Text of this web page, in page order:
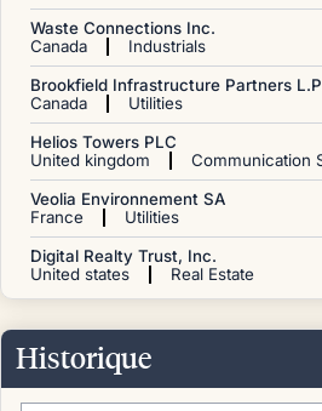
Waste Connections Inc.
Canada
Industrials
Brookfield Infrastructure Partners
Canada
Utilities
Helios Towers PLC
United kingdom
Communication
Veolia Environnement SA
France
Utilities
Digital Realty Trust, Inc.
United states
Real Estate
Historique